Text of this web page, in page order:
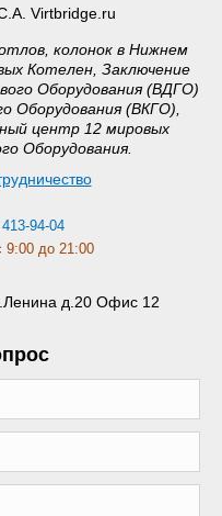
Virtbridge.ru
колонок в Нижнем
Котелен, Заключение
Оборудования (ВДГО)
Оборудования (ВКГО),
центр 12 мировых
Оборудования.
94-04
9:00 до 21:00
д.20 Офис 12